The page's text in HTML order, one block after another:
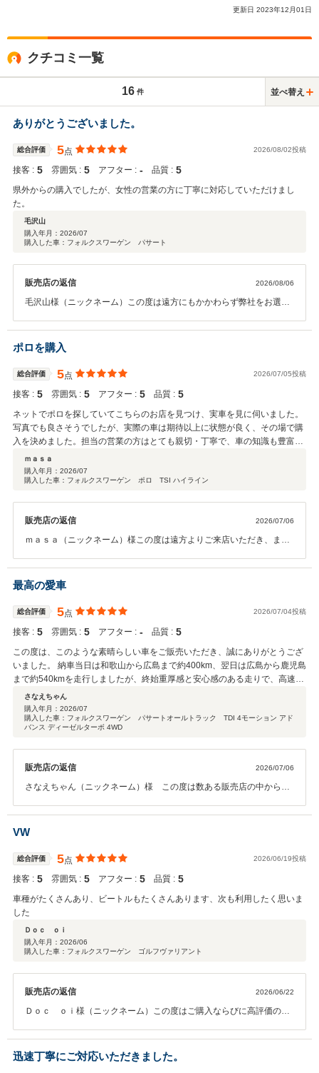
更新日 2023年12 月01 日
クチコミ一覧
16 件 並べ替え
ありがとうございました。
総合評価 5点 2026/08/02投稿
接客 : 5 雰囲気 : 5 アフター : ‐ 品質 : 5
県外からの購入でしたが、女性の営業の方に丁寧に対応していただけまし
た。
毛沢山
購入年月： 2026/07
購入した車：フォルクスワーゲン パサート
販売店の返信 2026/08/06
毛沢山様（ニックネーム）この度は遠方にもかかわらず弊社をお選び
いたビートルもお任せいただき、心より感謝申し上げます。ご納車後
も安心してお乗りいただけるようサポートしてまいりますので、お困
りごとなどございましたらお気軽にご連絡ください。 今後とも末永い
お付き合いのほど、よろしくお願いいたします。
ポロを購入
総合評価 5点 2026/07/05投稿
接客 : 5 雰囲気 : 5 アフター : 5 品質 : 5
ネットでポロを探していてこちらのお店を見つけ、実車を見に伺いました。
写真でも良さそうでしたが、実際の車は期待以上に状態が良く、その場で購
入を決めました。担当の営業の方はとても親切・丁寧で、車の知識も豊富。
こちらの質問にも分かりやすく答えていただき、安心して商談を進めること
ができました。また、こちらの要望にもできる限り対応していただき、満足
のいく条件で購入できました。納車後のポロは高速でも安定感があり、思っ
ｍａｓａ
購入年月： 2026/07
購入した車：フォルクスワーゲン ポロ TSI ハイライン
販売店の返信 2026/07/06
ｍａｓａ（ニックネーム）様この度は遠方よりご来店いただき、また
ました。さらに、このような温かいお言葉と最高評価をいただき、心
より感謝申し上げます。お車の状態や私の対応にご満足いただき、安
納車後もポロの走りや安定感を気に入っていただけているようで、何
よりです。遠方ではございますが、今後もご不明な点などございまし
たら、お気軽にご連絡ください。できる限りサポートさせていただき
ます。これからもフォルクスワーゲンとともに素敵なカーライフをお
過ごしください。この度は誠にありがとうございました。
最高の愛車
総合評価 5点 2026/07/04投稿
接客 : 5 雰囲気 : 5 アフター : ‐ 品質 : 5
この度は、このような素晴らしい車をご販売いただき、誠にありがとうござ
いました。 納車当日は和歌山から広島まで約400km、翌日は広島から鹿児島
まで約540kmを走行しましたが、終始重厚感と安心感のある走りで、高速道
路でもストレスのない力強い加速を見せてくれました。お世辞ではなく、本
当に疲労感をほとんど感じることなく帰宅することができ、改めて車両の品
質の高さを実感しております。 中古車は「ご縁」と「巡り合わせ」だと思っ
ていますが、今回この車と出会えたこと、そして御社にお世話になれたこと
を心から嬉しく思っております。 また、納車までの間もドライブレコーダー
をはじめとする用品の取付など、こちらの細かな要望にも一つひとつ丁寧に
ご対応いただき、希望をすべて叶えてくださいました。終始親身になってご
対応いただいたことに、感謝の気持ちでいっぱいです。 納車当日にスタッフ
てなしにも触れることができ、本当に良いご縁をいただいたと感じていま
す。 今後、フォルクスワーゲンの購入を検討している知人や友人がおりまし
素晴らしい一台とのご縁をいただき、本当にありがとうございました。 また
と思っております。 今後とも、どうぞよろしくお願いいたします。
さなえちゃん
購入年月： 2026/07
購入した車：フォルクスワーゲン パサートオールトラック TDI 4モーション アド
バンス ディーゼルターボ 4WD
販売店の返信 2026/07/06
さなえちゃん（ニックネーム）様 この度は数ある販売店の中から弊
だき、誠にありがとうございます。 和歌山から広島、そして鹿児島ま
での長距離を安心してお帰りいただけたとのこと、パサートオールト
思います。 ご納車までのご要望にもご満足いただけたようで安心いた
しました。また、スタッフへの温かいお言葉まで頂戴し、励みになり
ます。遠方ではございますが、お車を通じてさなえちゃん様にお会い
できたご縁を大切に、これからも末永くお付き合いいただけましたら
幸いです。これからも音楽をはじめ、さまざまなご活動をお元気で楽
れば大変嬉しく思います。和歌山へお越しの際は、ぜひお気軽にお立
ち寄りください。この度は誠にありがとうございました。今後ともど
VW
総合評価 5点 2026/06/19投稿
接客 : 5 雰囲気 : 5 アフター : 5 品質 : 5
車種がたくさんあり、ビートルもたくさんあります、次も利用したく思いま
した
Ｄｏｃ ｏｉ
購入年月： 2026/06
購入した車：フォルクスワーゲン ゴルフヴァリアント
販売店の返信 2026/06/22
Ｄｏｃ ｏｉ様（ニックネーム）この度はご購入ならびに高評価のク
店いただき、お車選びのお手伝いができましたことを大変嬉しく思っ
ております。 豊富な展示車やビートルのラインアップをご覧いただ
き、次回も利用したいとのお言葉を頂戴し、スタッフ一同励みになり
迅速丁寧にご対応いただきました。